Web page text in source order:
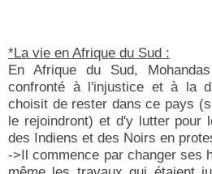
*La vie en Afrique du Sud :
En Afrique du Sud,
confronté à l'injustice et à la
choisit de rester dans ce pays
le rejoindront) et d'y lutter pour
des Indiens et des Noirs en
->Il commence par changer ses